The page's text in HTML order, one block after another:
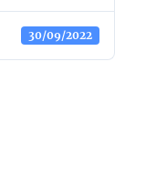
30/09/2022